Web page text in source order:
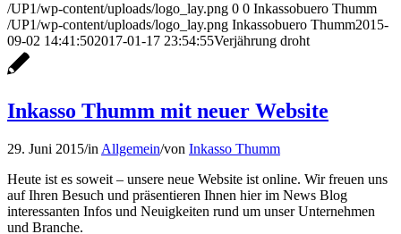
/UP1/wp-content/uploads/logo_lay.png 0 0 Inkassobuero Thumm
/UP1/wp-content/uploads/logo_lay.png Inkassobuero Thumm2015-
09-02 14:41:502017-01-17 23:54:55Verjährung droht
Inkasso Thumm mit neuer Website
29. Juni 2015/in Allgemein/von Inkasso Thumm
Heute ist es soweit – unsere neue Website ist online. Wir freuen uns
auf Ihren Besuch und präsentieren Ihnen hier im News Blog
interessanten Infos und Neuigkeiten rund um unser Unternehmen
und Branche.